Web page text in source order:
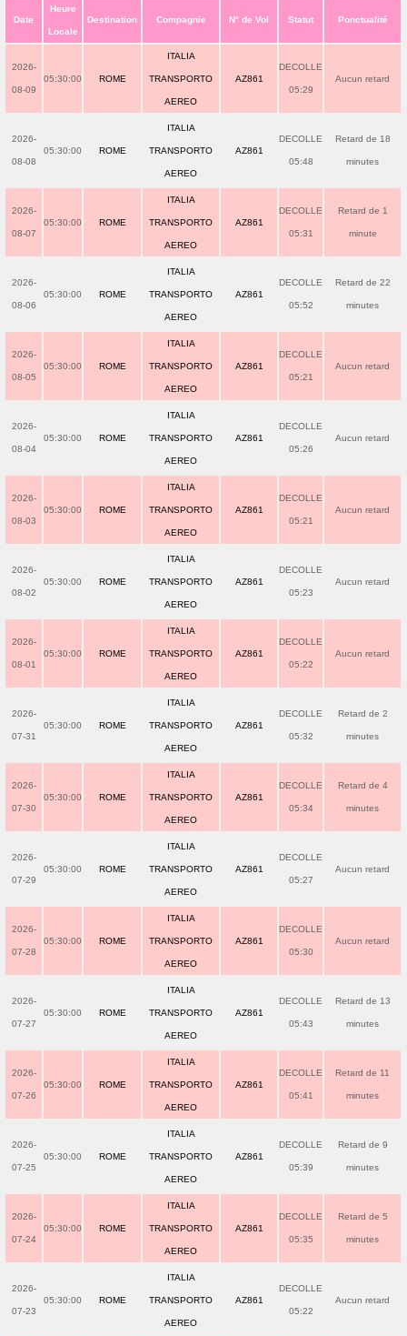
Date
Heure
Locale
Destination Compagnie N° de Vol Statut Ponctualité
2026-
08-09
05:30:00 ROME
ITALIA
TRANSPORTO
AEREO
AZ861
DECOLLE
05:29
Aucun retard
2026-
08-08
05:30:00 ROME
ITALIA
TRANSPORTO
AEREO
AZ861
DECOLLE
05:48
Retard de 18
minutes
2026-
08-07
05:30:00 ROME
ITALIA
TRANSPORTO
AEREO
AZ861
DECOLLE
05:31
Retard de 1
minute
2026-
08-06
05:30:00 ROME
ITALIA
TRANSPORTO
AEREO
AZ861
DECOLLE
05:52
Retard de 22
minutes
2026-
08-05
05:30:00 ROME
ITALIA
TRANSPORTO
AEREO
AZ861
DECOLLE
05:21
Aucun retard
2026-
08-04
05:30:00 ROME
ITALIA
TRANSPORTO
AEREO
AZ861
DECOLLE
05:26
Aucun retard
2026-
08-03
05:30:00 ROME
ITALIA
TRANSPORTO
AEREO
AZ861
DECOLLE
05:21
Aucun retard
2026-
08-02
05:30:00 ROME
ITALIA
TRANSPORTO
AEREO
AZ861
DECOLLE
05:23
Aucun retard
2026-
08-01
05:30:00 ROME
ITALIA
TRANSPORTO
AEREO
AZ861
DECOLLE
05:22
Aucun retard
2026-
07-31
05:30:00 ROME
ITALIA
TRANSPORTO
AEREO
AZ861
DECOLLE
05:32
Retard de 2
minutes
2026-
07-30
05:30:00 ROME
ITALIA
TRANSPORTO
AEREO
AZ861
DECOLLE
05:34
Retard de 4
minutes
2026-
07-29
05:30:00 ROME
ITALIA
TRANSPORTO
AEREO
AZ861
DECOLLE
05:27
Aucun retard
2026-
07-28
05:30:00 ROME
ITALIA
TRANSPORTO
AEREO
AZ861
DECOLLE
05:30
Aucun retard
2026-
07-27
05:30:00 ROME
ITALIA
TRANSPORTO
AEREO
AZ861
DECOLLE
05:43
Retard de 13
minutes
2026-
07-26
05:30:00 ROME
ITALIA
TRANSPORTO
AEREO
AZ861
DECOLLE
05:41
Retard de 11
minutes
2026-
07-25
05:30:00 ROME
ITALIA
TRANSPORTO
AEREO
AZ861
DECOLLE
05:39
Retard de 9
minutes
2026-
07-24
05:30:00 ROME
ITALIA
TRANSPORTO
AEREO
AZ861
DECOLLE
05:35
Retard de 5
minutes
2026-
07-23
05:30:00 ROME
ITALIA
TRANSPORTO
AEREO
AZ861
DECOLLE
05:22
Aucun retard